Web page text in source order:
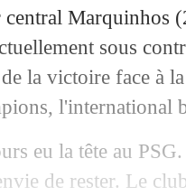
central Marquinhos
sous
la victoire face à
l'international
eu la tête au
de rester. Le
: Gueye également
: Galtier juge
: leader,
: Xavi veut